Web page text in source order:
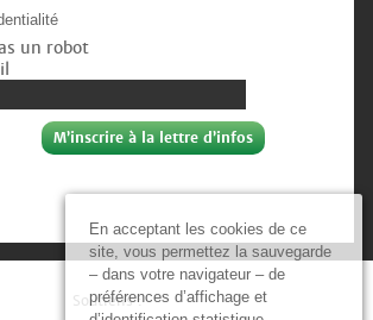
En acceptant les cookies de ce
site, vous permettez la sauvegarde
– dans votre navigateur – de
préférences d’affichage et
un robot
Soutiens :